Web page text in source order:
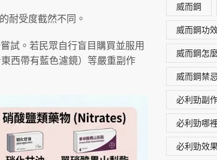
耐受度截然不同。
試。若民眾自行盲目購買並服用
西帶有藍色濾鏡）等嚴重副作
威而鋼
威而鋼功
威而鋼怎
威而鋼禁忌
必利勁副
必利勁哪
必利勁效